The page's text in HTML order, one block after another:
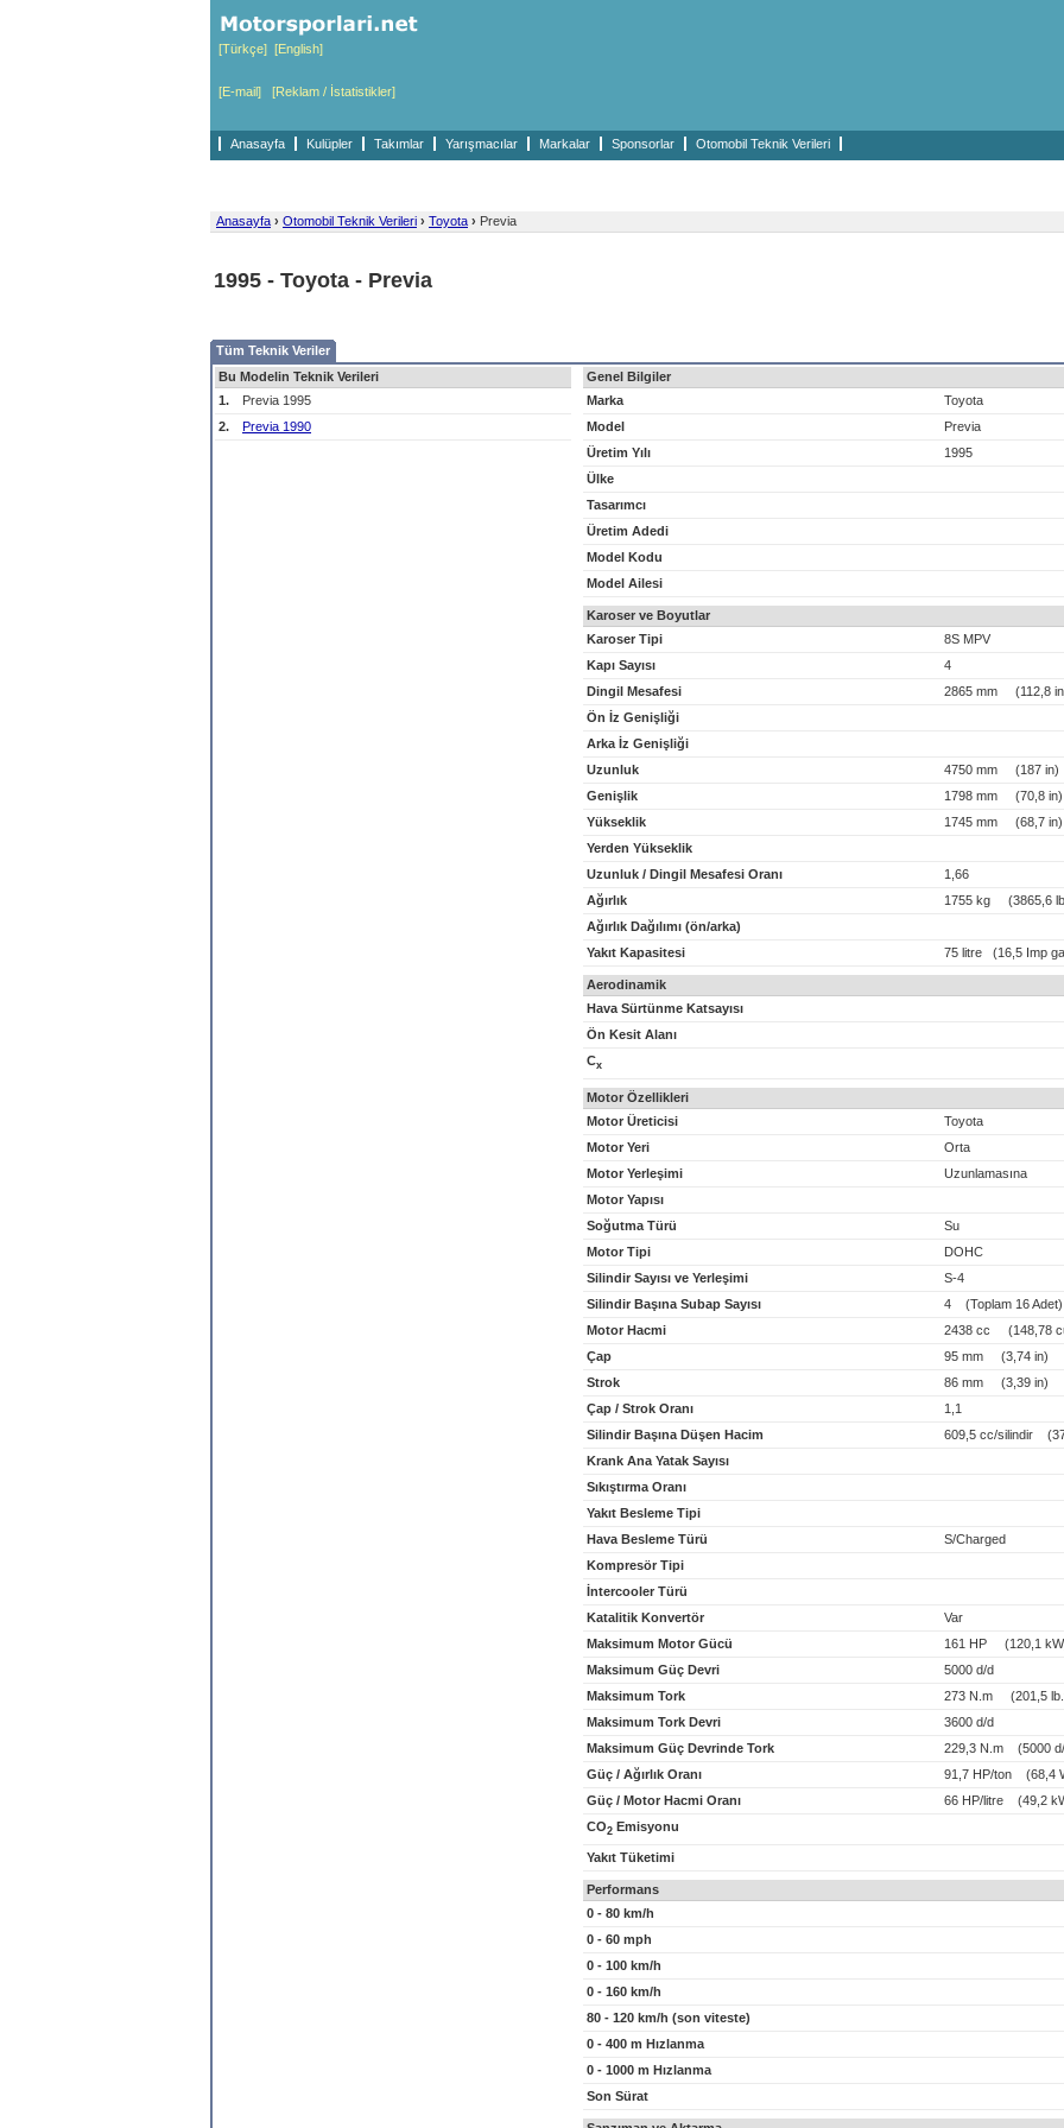
[Türkçe] [English]
[E-mail] [Reklam / İstatistikler]
Anasayfa Kulüpler Takımlar Yarışmacılar Markalar Sponsorlar Otomobil Teknik Verileri
Anasayfa › Otomobil Teknik Verileri › Toyota › Previa
1995 - Toyota - Previa
Tüm Teknik Veriler
Bu Modelin Teknik Verileri
1.
Previa 1995
2.
Previa 1990
Genel Bilgiler
Marka
Toyota
Model
Previa
Üretim Yılı
1995
Ülke
Tasarımcı
Üretim Adedi
Model Kodu
Model Ailesi
Karoser ve Boyutlar
Karoser Tipi
8S MPV
Kapı Sayısı
4
Dingil Mesafesi
2865 mm (112,8
Ön İz Genişliği
Arka İz Genişliği
Uzunluk
4750 mm (187 in)
Genişlik
1798 mm (70,8 in)
Yükseklik
1745 mm (68,7 in)
Yerden Yükseklik
Uzunluk / Dingil Mesafesi Oranı
1,66
Ağırlık
1755 kg (3865,6
Ağırlık Dağılımı (ön/arka)
Yakıt Kapasitesi
75 litre (16,5 Imp
Aerodinamik
Hava Sürtünme Katsayısı
Ön Kesit Alanı
Cx
Motor Özellikleri
Motor Üreticisi
Toyota
Motor Yeri
Orta
Motor Yerleşimi
Uzunlamasına
Motor Yapısı
Soğutma Türü
Su
Motor Tipi
DOHC
Silindir Sayısı ve Yerleşimi
S-4
Silindir Başına Subap Sayısı
4 (Toplam 16 Adet)
Motor Hacmi
2438 cc (148,78
Çap
95 mm (3,74 in)
Strok
86 mm (3,39 in)
Çap / Strok Oranı
1,1
Silindir Başına Düşen Hacim
609,5 cc/silindir
Krank Ana Yatak Sayısı
Sıkıştırma Oranı
Yakıt Besleme Tipi
Hava Besleme Türü
S/Charged
Kompresör Tipi
İntercooler Türü
Katalitik Konvertör
Var
Maksimum Motor Gücü
161 HP (120,1
Maksimum Güç Devri
5000 d/d
Maksimum Tork
273 N.m (201,5
Maksimum Tork Devri
3600 d/d
Maksimum Güç Devrinde Tork
229,3 N.m (5000
Güç / Ağırlık Oranı
91,7 HP/ton (68,4
Güç / Motor Hacmi Oranı
66 HP/litre (49,2
CO2 Emisyonu
Yakıt Tüketimi
Performans
0 - 80 km/h
0 - 60 mph
0 - 100 km/h
0 - 160 km/h
80 - 120 km/h (son viteste)
0 - 400 m Hızlanma
0 - 1000 m Hızlanma
Son Sürat